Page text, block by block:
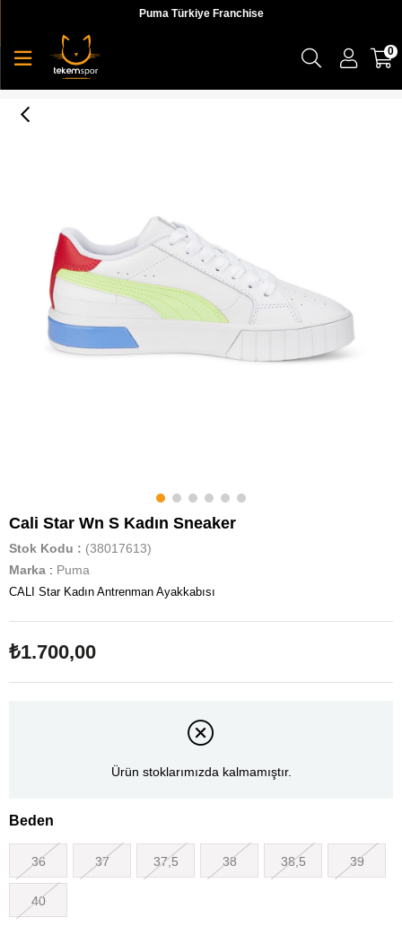
Puma Türkiye Franchise
0
Cali Star Wn S Kadın Sneaker
Stok Kodu
(38017613)
Marka : Puma
CALI Star Kadın Antrenman Ayakkabısı
₺1.700,00
Ürün stoklarımızda kalmamıştır.
Beden
36 37 37,5 38 38,5 39
40